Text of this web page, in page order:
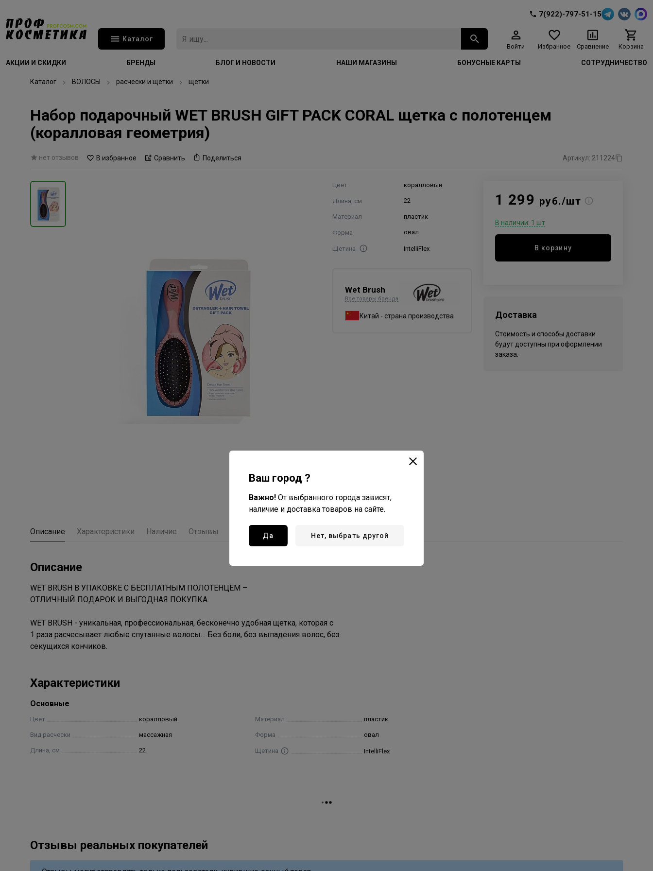
7(922)-797-51-15
Каталог
Войти Избранное Сравнение Корзина
АКЦИИ И СКИДКИ БРЕНДЫ БЛОГ И НОВОСТИ НАШИ МАГАЗИНЫ БОНУСНЫЕ КАРТЫ СОТРУДНИЧЕСТВО
Каталог ВОЛОСЫ расчески и щетки щетки
Набор подарочный WET BRUSH GIFT PACK CORAL щетка с полотенцем
(коралловая геометрия)
нет отзывов В избранное Сравнить Поделиться Артикул: 211224
Цвет коралловый
Длина, см 22
Материал пластик
Форма овал
Щетина IntelliFlex
Wet Brush
Все товары бренда
Китай - страна производства
1 299 руб./шт
В наличии: 1 шт
В корзину
Доставка
Стоимость и способы доставки
будут доступны при оформлении
заказа.
Описание Характеристики Наличие Отзывы
Описание
WET BRUSH В УПАКОВКЕ С БЕСПЛАТНЫМ ПОЛОТЕНЦЕМ –
ОТЛИЧНЫЙ ПОДАРОК И ВЫГОДНАЯ ПОКУПКА.
WET BRUSH - уникальная, профессиональная, бесконечно удобная щетка, которая с
1 раза расчесывает любые спутанные волосы… Без боли, без выпадения волос, без
секущихся кончиков.
Характеристики
Основные
Цвет коралловый
Вид расчески массажная
Длина, см 22
Материал пластик
Форма овал
Щетина IntelliFlex
Отзывы реальных покупателей
Ваш город ?
Важно! От выбранного города зависят,
наличие и доставка товаров на сайте.
Да Нет, выбрать другой